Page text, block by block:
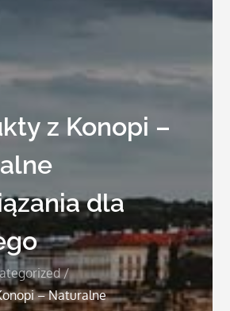
z Konopi –
dla
– Naturalne